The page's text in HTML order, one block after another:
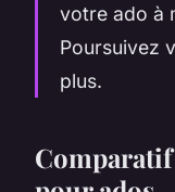
votre ado à
Poursuivez
plus.